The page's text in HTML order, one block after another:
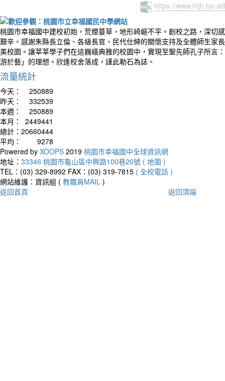
https://
桃園市幸福國中建校初始，荒煙蔓草，地形崎嶇不平。創校之路，深切
艱辛。感謝朱縣長立倫、各級長官、民代仕紳的關懷支持及全體師生家
美校園。讓莘莘學子們在這巍峨典雅的校園中，實現至聖先師孔子所言
游於藝」的理想。欣逢校舍落成，謹此勒石為誌。
流量統計
今天：
250889
昨天：
332539
本週：
250889
本月：
2449441
總計： 20660444
平均：
9278
Powered by XOOPS 2019 桃園市幸福國中全球資訊網
地址： 33346 桃園市龜山區中興路100巷20號 ( 地圖 )
TEL：(03) 329-8992 FAX：(03) 319-7815 ( 全校電話 )
網站維護：資訊組 ( 教職員MAIL )
返回首頁
返回頂端